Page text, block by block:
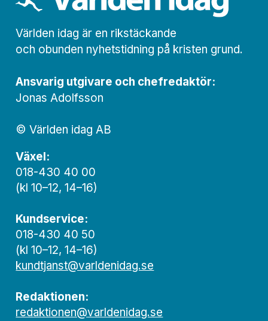
Världen idag är en rikstäckande
och obunden nyhets­­­tidning på kristen grund.
Ansvarig utgivare och chef­redaktör:
Jonas Adolfsson
© Världen idag AB
Växel:
018-430 40 00
(kl 10–12, 14–16)
Kundservice:
018-430 40 50
(kl 10–12, 14–16)
kundtjanst@varldenidag.se
Redaktionen:
redaktionen@varldenidag.se